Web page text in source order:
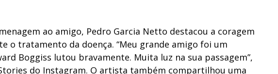
ao amigo, Pedro Garcia Netto destacou a coragem
o tratamento da doença. “Meu grande amigo foi um
Boggiss lutou bravamente. Muita luz na sua passagem”,
do Instagram. O artista também compartilhou uma